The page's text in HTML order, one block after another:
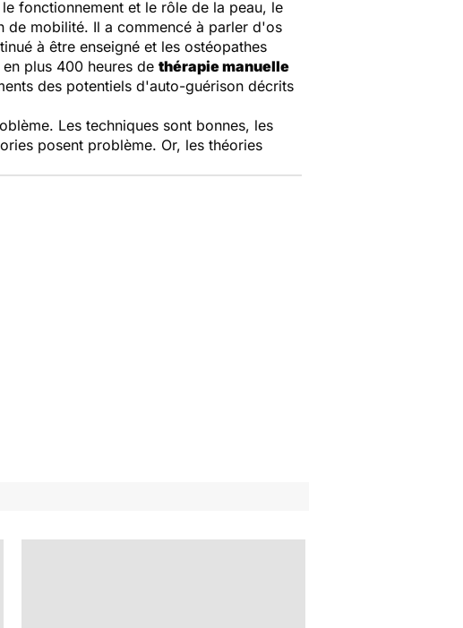
fonctionnement et le rôle de la peau, le
de mobilité. Il a commencé à parler d'os
à être enseigné et les ostéopathes
plus 400 heures de thérapie manuelle
des potentiels d'auto-guérison décrits
Les techniques sont bonnes, les
posent problème. Or, les théories